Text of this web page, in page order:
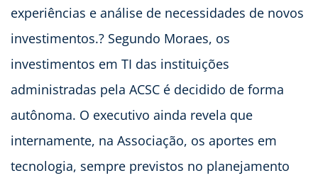
experiências e análise de necessidades de novos
investimentos.? Segundo Moraes, os
investimentos em TI das instituições
administradas pela ACSC é decidido de forma
autônoma. O executivo ainda revela que
internamente, na Associação, os aportes em
tecnologia, sempre previstos no planejamento